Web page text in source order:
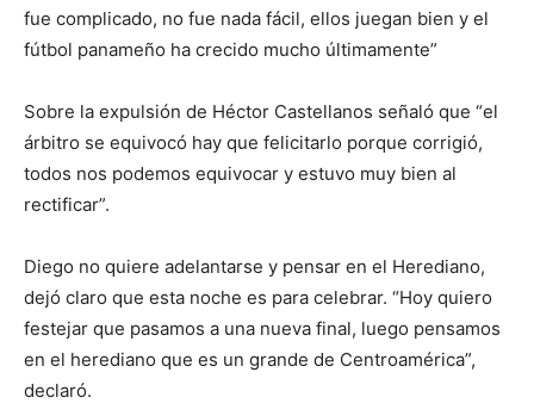
fue complicado, no fue nada fácil, ellos juegan bien y el
fútbol panameño ha crecido mucho últimamente”
Sobre la expulsión de Héctor Castellanos señaló que “el
árbitro se equivocó hay que felicitarlo porque corrigió,
todos nos podemos equivocar y estuvo muy bien al
rectificar”.
Diego no quiere adelantarse y pensar en el Herediano,
dejó claro que esta noche es para celebrar. “Hoy quiero
festejar que pasamos a una nueva final, luego pensamos
en el herediano que es un grande de Centroamérica”,
declaró.